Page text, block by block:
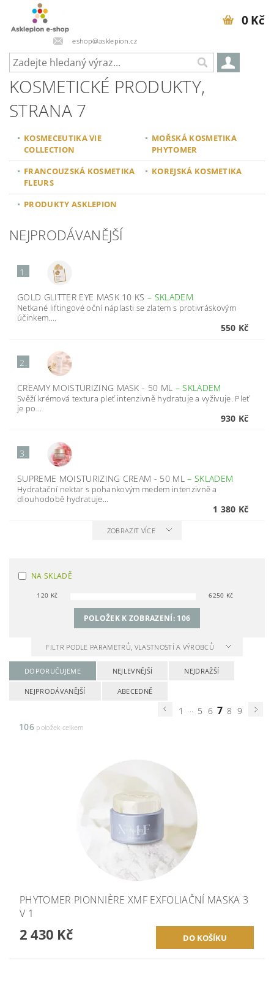
eshop@asklepion.cz
0 Kč
KOSMETICKÉ PRODUKTY,
STRANA 7
KOSMECEUTIKA VIE
COLLECTION
MOŘSKÁ KOSMETIKA
PHYTOMER
FRANCOUZSKÁ KOSMETIKA
FLEURS
KOREJSKÁ KOSMETIKA
PRODUKTY ASKLEPION
NEJPRODÁVANĚJŠÍ
1.
GOLD GLITTER EYE MASK 10 KS– SKLADEM
Netkané liftingové oční náplasti se zlatem s protivráskovým
účinkem....
550 Kč
2.
CREAMY MOISTURIZING MASK - 50 ML –SKLADEM
Svěží krémová textura pleť intenzivně hydratuje a vyživuje. Pleť
je po...
930 Kč
3.
SUPREME MOISTURIZING CREAM - 50 ML– SKLADEM
Hydratační nektar s pohankovým medem intenzivně a
dlouhodobě hydratuje...
1 380 Kč
ZOBRAZIT VÍCE
NA SKLADĚ
120 Kč 6250 Kč
POLOŽEK K ZOBRAZENÍ: 106
FILTR PODLE PARAMETRŮ, VLASTNOSTÍ A VÝROBCŮ
DOPORUČUJEME NEJLEVNĚJŠÍ NEJDRAŽŠÍ
NEJPRODÁVANĚJŠÍ ABECEDNĚ
1 ... 5 6 7 8 9
106položek celkem
PHYTOMER PIONNIÈRE XMF EXFOLIAČNÍ MASKA 3
V 1
2 430 Kč